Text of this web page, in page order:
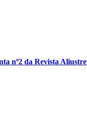
nº2 da Revista Aliustre